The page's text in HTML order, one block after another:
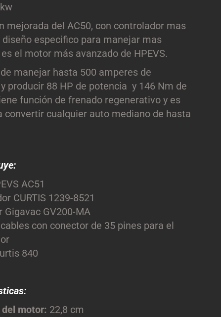
mejorada del AC50, con controlador mas
diseño especifico para manejar mas
el motor más avanzado de HPEVS.
manejar hasta 500 amperes de
producir 88 HP de potencia y 146 Nm de
función de frenado regenerativo y es
convertir cualquier auto mediano de hasta
AC51
CURTIS 1239-8521
Gigavac GV200-MA
con conector de 35 pines para el
840
motor: 22,8 cm